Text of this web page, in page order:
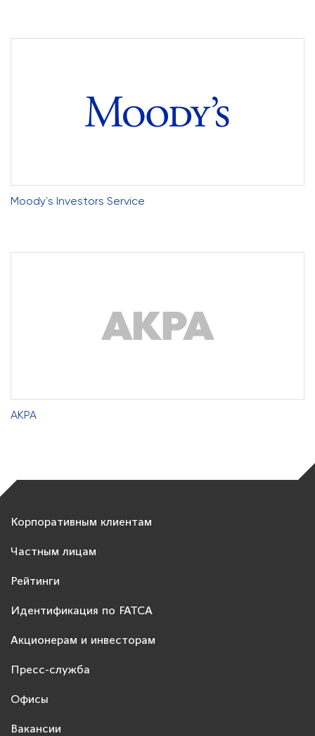
Moody`s Investors Service
АКРА
Корпоративным клиентам
Частным лицам
Рейтинги
Идентификация по FATCA
Акционерам и инвесторам
Пресс-служба
Офисы
Вакансии